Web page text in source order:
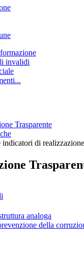
invalidi
Trasparente
indicatori di
analoga
della